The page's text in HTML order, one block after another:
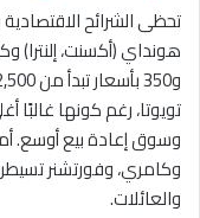
تحظى الشرائح
تويوتا، رغم كونها
وسوق إعادة بيع أوسع.
وكامري، وفورتشنر
والعائلات.